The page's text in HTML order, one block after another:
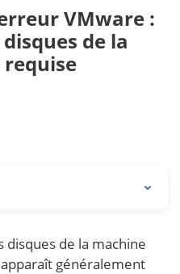
VMware :
de la
disques de la machine
généralement